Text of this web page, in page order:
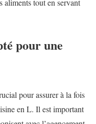
aliments tout en servant
pour une
pour assurer à la fois
en L. Il est important